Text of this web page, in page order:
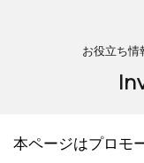
お役立ち情
本ページはプロモ